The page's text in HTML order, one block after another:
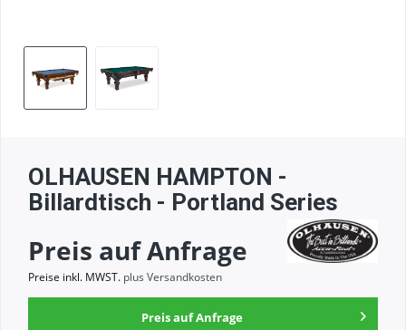
OLHAUSEN HAMPTON -
Billardtisch - Portland Series
Preis auf Anfrage
Preise inkl. MWST. plus Versandkosten
Preis auf Anfrage